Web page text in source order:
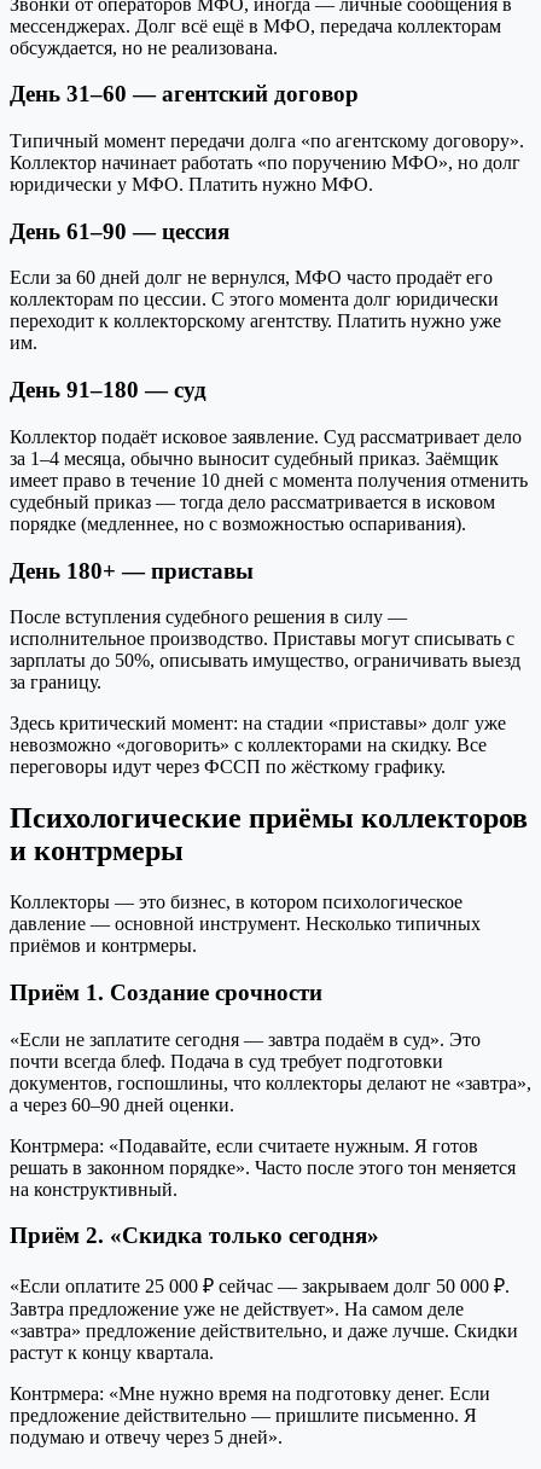
мессенджерах. Долг всё ещё в МФО, передача коллекторам
обсуждается, но не реализована.
День 31–60 — агентский договор
Типичный момент передачи долга «по агентскому договору».
Коллектор начинает работать «по поручению МФО», но долг
юридически у МФО. Платить нужно МФО.
День 61–90 — цессия
Если за 60 дней долг не вернулся, МФО часто продаёт его
коллекторам по цессии. С этого момента долг юридически
переходит к коллекторскому агентству. Платить нужно уже
им.
День 91–180 — суд
Коллектор подаёт исковое заявление. Суд рассматривает дело
за 1–4 месяца, обычно выносит судебный приказ. Заёмщик
имеет право в течение 10 дней с момента получения отменить
судебный приказ — тогда дело рассматривается в исковом
порядке (медленнее, но с возможностью оспаривания).
День 180+ — приставы
После вступления судебного решения в силу —
исполнительное производство. Приставы могут списывать с
зарплаты до 50%, описывать имущество, ограничивать выезд
за границу.
Здесь критический момент: на стадии «приставы» долг уже
невозможно «договорить» с коллекторами на скидку. Все
переговоры идут через ФССП по жёсткому графику.
Психологические приёмы коллекторов
и контрмеры
Коллекторы — это бизнес, в котором психологическое
давление — основной инструмент. Несколько типичных
приёмов и контрмеры.
Приём 1. Создание срочности
«Если не заплатите сегодня — завтра подаём в суд». Это
почти всегда блеф. Подача в суд требует подготовки
документов, госпошлины, что коллекторы делают не «завтра»,
а через 60–90 дней оценки.
Контрмера: «Подавайте, если считаете нужным. Я готов
решать в законном порядке». Часто после этого тон меняется
на конструктивный.
Приём 2. «Скидка только сегодня»
«Если оплатите 25 000 ₽ сейчас — закрываем долг 50 000 ₽.
Завтра предложение уже не действует». На самом деле
«завтра» предложение действительно, и даже лучше. Скидки
растут к концу квартала.
Контрмера: «Мне нужно время на подготовку денег. Если
предложение действительно — пришлите письменно. Я
подумаю и отвечу через 5 дней».